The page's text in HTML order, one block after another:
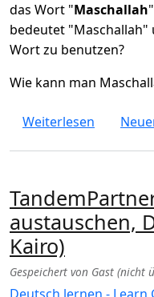
das Wort "Maschallah
bedeutet "Maschallah"
Wort zu benutzen?
Wie kann man
Weiterlesen über
austauschen,
Kairo)
Gespeichert von Gast (nicht